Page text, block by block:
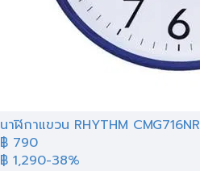
นาฬิกาแขวน RHYTHM
฿ 790
฿ 1,290-38%